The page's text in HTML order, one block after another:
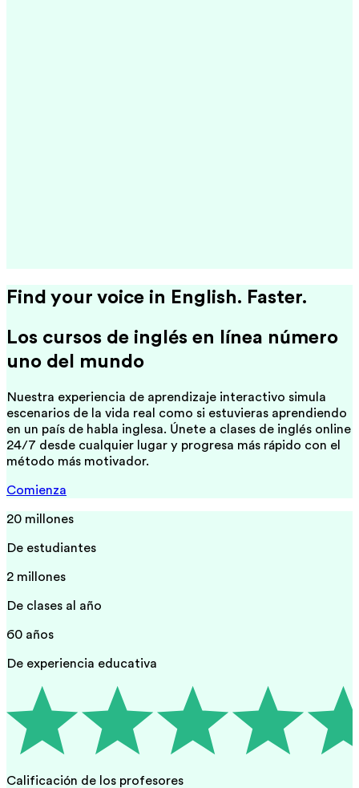
Find your voice in English. Faster.
Los cursos de inglés en línea número
uno del mundo
Nuestra experiencia de aprendizaje interactivo simula
escenarios de la vida real como si estuvieras aprendiendo
en un país de habla inglesa. Únete a clases de inglés online
24/7 desde cualquier lugar y progresa más rápido con el
método más motivador.
Comienza
20 millones
De estudiantes
2 millones
De clases al año
60 años
De experiencia educativa
Calificación de los profesores